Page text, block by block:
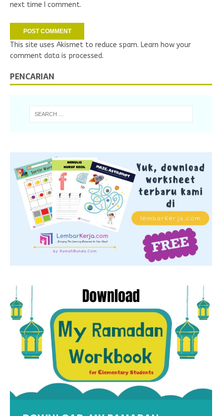
next time I comment.
This site uses Akismet to reduce spam. Learn how your
comment data is processed.
PENCARIAN